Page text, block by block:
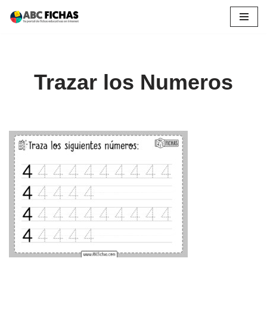
Trazar los Numeros